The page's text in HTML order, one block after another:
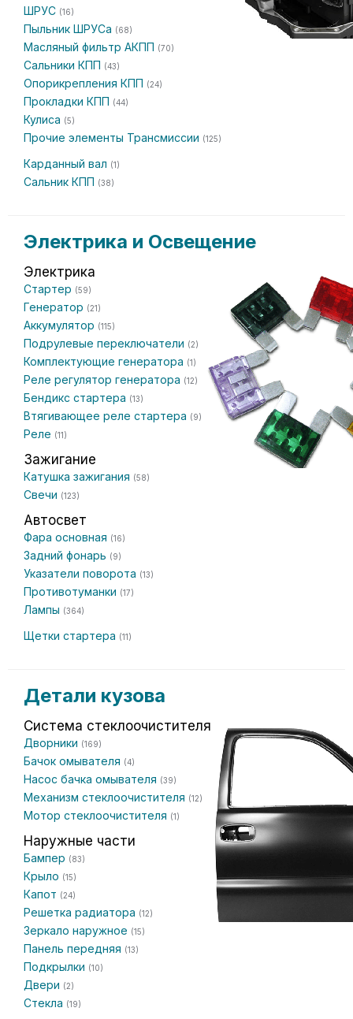
ШРУС (16)
Пыльник ШРУСа (68)
Масляный фильтр АКПП (70)
Сальники КПП (43)
Опорикрепления КПП (24)
Прокладки КПП (44)
Кулиса (5)
Прочие элементы Трансмиссии (125)
Карданный вал (1)
Сальник КПП (38)
Электрика и Освещение
Электрика
Стартер (59)
Генератор (21)
Аккумулятор (115)
Подрулевые переключатели (2)
Комплектующие генератора (1)
Реле регулятор генератора (12)
Бендикс стартера (13)
Втягивающее реле стартера (9)
Реле (11)
Зажигание
Катушка зажигания (58)
Свечи (123)
Автосвет
Фара основная (16)
Задний фонарь (9)
Указатели поворота (13)
Противотуманки (17)
Лампы (364)
Щетки стартера (11)
Детали кузова
Система стеклоочистителя
Дворники (169)
Бачок омывателя (4)
Насос бачка омывателя (39)
Механизм стеклоочистителя (12)
Мотор стеклоочистителя (1)
Наружные части
Бампер (83)
Крыло (15)
Капот (24)
Решетка радиатора (12)
Зеркало наружное (15)
Панель передняя (13)
Подкрылки (10)
Двери (2)
Стекла (19)